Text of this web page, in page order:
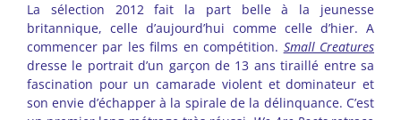
La sélection 2012 fait la part belle à la jeunesse
britannique, celle d’aujourd’hui comme celle d’hier. A
commencer par les films en compétition. Small Creatures
dresse le portrait d’un garçon de 13 ans tiraillé entre sa
fascination pour un camarade violent et dominateur et
son envie d’échapper à la spirale de la délinquance. C’est